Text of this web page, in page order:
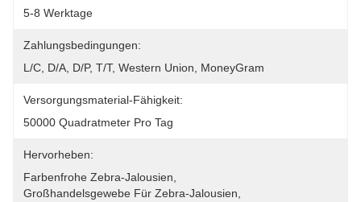
5-8 Werktage
Zahlungsbedingungen:
L/C, D/A, D/P, T/T, Western Union, MoneyGram
Versorgungsmaterial-Fähigkeit:
50000 Quadratmeter Pro Tag
Hervorheben:
Farbenfrohe Zebra-Jalousien
Großhandelsgewebe Für Zebra-Jalousien